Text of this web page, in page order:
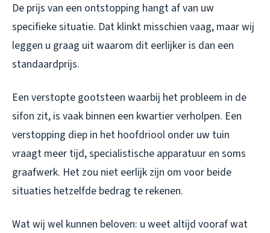
De prijs van een ontstopping hangt af van uw
specifieke situatie. Dat klinkt misschien vaag, maar wij
leggen u graag uit waarom dit eerlijker is dan een
standaardprijs.
Een verstopte gootsteen waarbij het probleem in de
sifon zit, is vaak binnen een kwartier verholpen. Een
verstopping diep in het hoofdriool onder uw tuin
vraagt meer tijd, specialistische apparatuur en soms
graafwerk. Het zou niet eerlijk zijn om voor beide
situaties hetzelfde bedrag te rekenen.
Wat wij wel kunnen beloven: u weet altijd vooraf wat